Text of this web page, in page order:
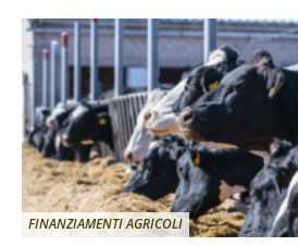
FINANZIAMENTI AGRICOLI